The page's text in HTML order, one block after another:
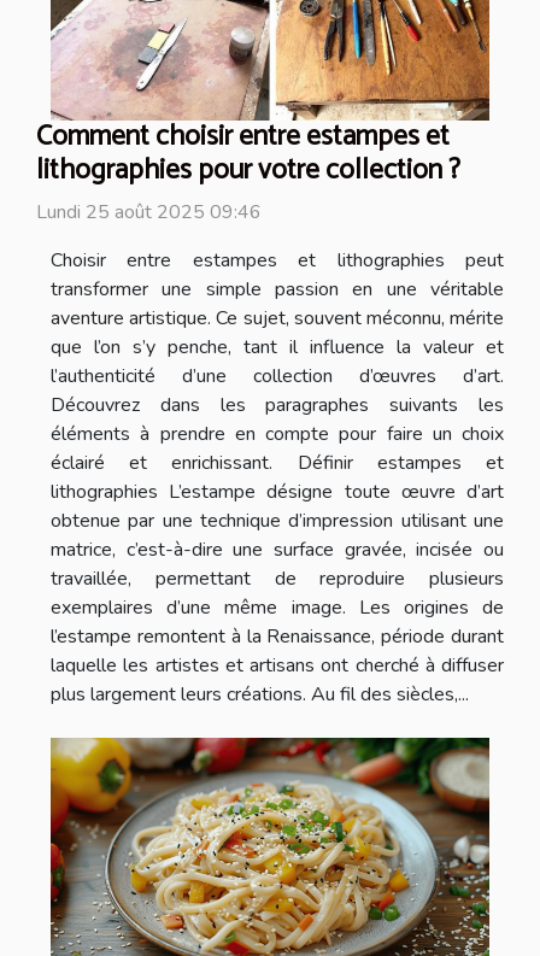
Comment choisir entre estampes et
lithographies pour votre collection ?
Lundi 25 août 2025 09:46
Choisir entre estampes et lithographies peut
transformer une simple passion en une véritable
aventure artistique. Ce sujet, souvent méconnu, mérite
que l’on s’y penche, tant il influence la valeur et
l’authenticité d’une collection d’œuvres d’art.
Découvrez dans les paragraphes suivants les
éléments à prendre en compte pour faire un choix
éclairé et enrichissant. Définir estampes et
lithographies L’estampe désigne toute œuvre d’art
obtenue par une technique d’impression utilisant une
matrice, c’est-à-dire une surface gravée, incisée ou
travaillée, permettant de reproduire plusieurs
exemplaires d’une même image. Les origines de
l’estampe remontent à la Renaissance, période durant
laquelle les artistes et artisans ont cherché à diffuser
plus largement leurs créations. Au fil des siècles,...